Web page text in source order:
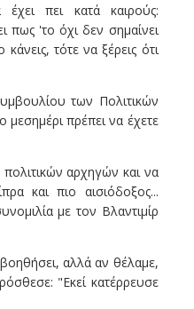
πει κατά καιρούς:
πως 'το όχι δεν σημαίνει
τότε να ξέρεις ότι
των Πολιτικών
πρέπει να έχετε
αρχηγών και να
και πιο αισιόδοξος...
με τον Βλαντιμίρ
αλλά αν θέλαμε,
"Εκεί κατέρρευσε